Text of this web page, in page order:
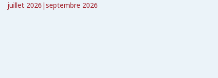
juillet 2026 |septembre 2026